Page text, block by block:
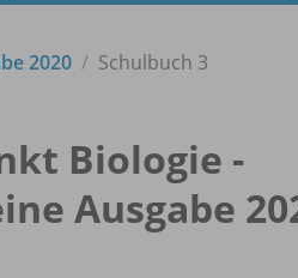
2020 Schulbuch 3
Biologie -
Ausgabe